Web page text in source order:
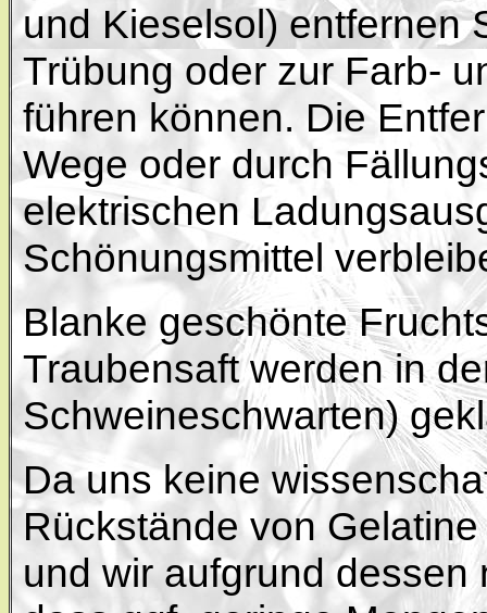
und Kieselsol) entfernen
Trübung oder zur Farb-
führen können. Die
Wege oder durch
elektrischen
Schönungsmittel
Blanke geschönte
Traubensaft werden in
Schweineschwarten)
Da uns keine
Rückstände von
und wir aufgrund